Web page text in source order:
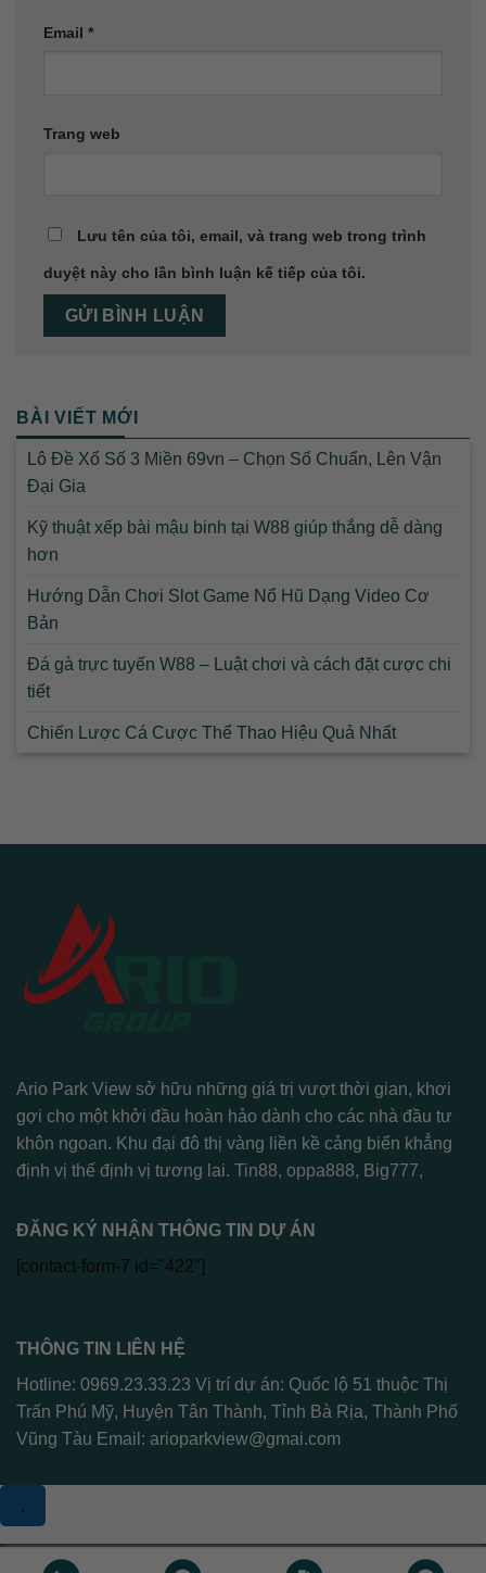
Email *
Trang web
Lưu tên của tôi, email, và trang web trong trình
duyệt này cho lần bình luận kế tiếp của tôi.
BÀI VIẾT MỚI
Lô Đề Xổ Số 3 Miền 69vn – Chọn Số Chuẩn, Lên Vận
Đại Gia
Kỹ thuật xếp bài mậu binh tại W88 giúp thắng dễ dàng
hơn
Hướng Dẫn Chơi Slot Game Nổ Hũ Dạng Video Cơ
Bản
Đá gà trực tuyến W88 – Luật chơi và cách đặt cược chi
tiết
Chiến Lược Cá Cược Thể Thao Hiệu Quả Nhất
Ario Park View sở hữu những giá trị vượt thời gian, khơi
gợi cho một khởi đầu hoàn hảo dành cho các nhà đầu tư
khôn ngoan. Khu đại đô thị vàng liền kề cảng biển khẳng
định vị thế định vị tương lai. Tin88, oppa888, Big777,
ĐĂNG KÝ NHẬN THÔNG TIN DỰ ÁN
[contact-form-7 id="422"]
THÔNG TIN LIÊN HỆ
Hotline: 0969.23.33.23 Vị trí dự án: Quốc lộ 51 thuộc Thị
Trấn Phú Mỹ, Huyện Tân Thành, Tỉnh Bà Rịa, Thành Phố
Vũng Tàu Email: arioparkview@gmai.com
.